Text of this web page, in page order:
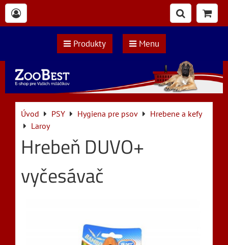
Produkty Menu
Úvod PSY Hygiena pre psov
Hrebene a kefy
Laroy
Hrebeň DUVO+
vyčesávač